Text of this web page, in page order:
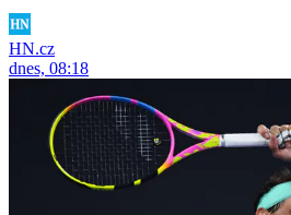
HN.cz
dnes, 08:18